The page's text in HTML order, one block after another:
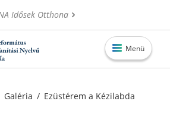
Idősek Otthona
Menü
Galéria / Ezüstérem a Kézilabda